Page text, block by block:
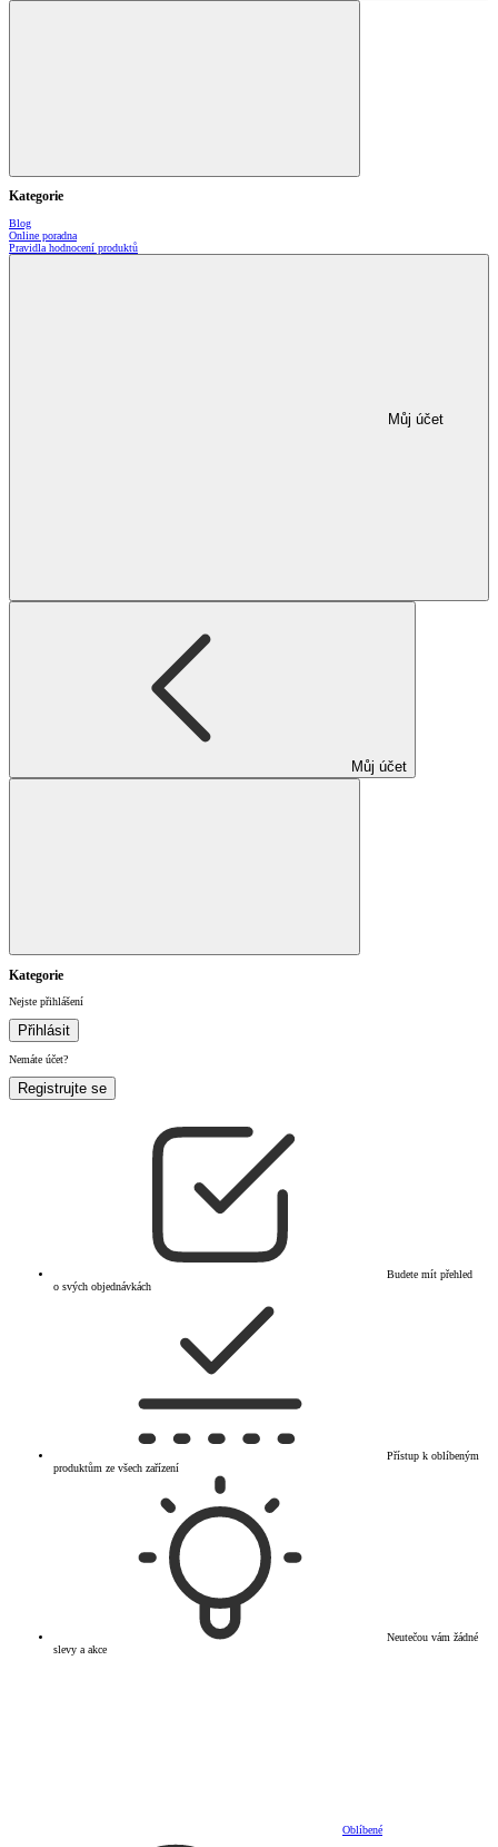
Kategorie
Blog
Online poradna
Pravidla hodnocení produktů
Můj účet
Můj účet
Kategorie
Nejste přihlášení
Přihlásit
Nemáte účet?
Registrujte se
Budete mít přehled
o svých objednávkách
Přístup k oblíbeným
produktům ze všech zařízení
Neutečou vám žádné
slevy a akce
Oblíbené